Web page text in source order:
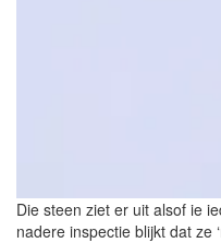
Die steen ziet er uit alsof ie
nadere inspectie blijkt dat ze